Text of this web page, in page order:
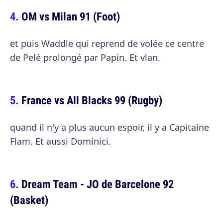
OM vs Milan 91 (Foot)
et puis Waddle qui reprend de volée ce centre
de Pelé prolongé par Papin. Et vlan.
France vs All Blacks 99 (Rugby)
quand il n'y a plus aucun espoir, il y a Capitaine
Flam. Et aussi Dominici.
Dream Team - JO de Barcelone 92
(Basket)